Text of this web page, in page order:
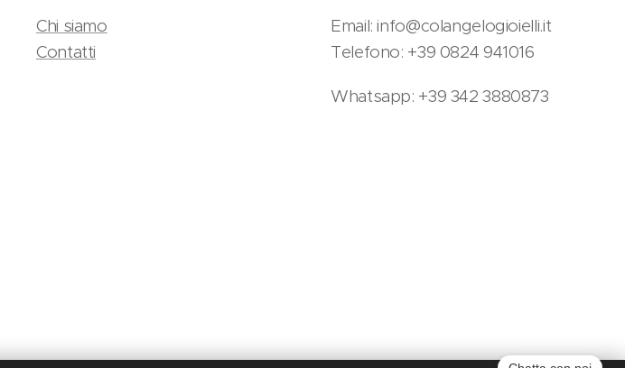
Chi siamo
Contatti
Email: info@colangelogioielli.it
Telefono: +39 0824 941016
Whatsapp: +39 342 3880873